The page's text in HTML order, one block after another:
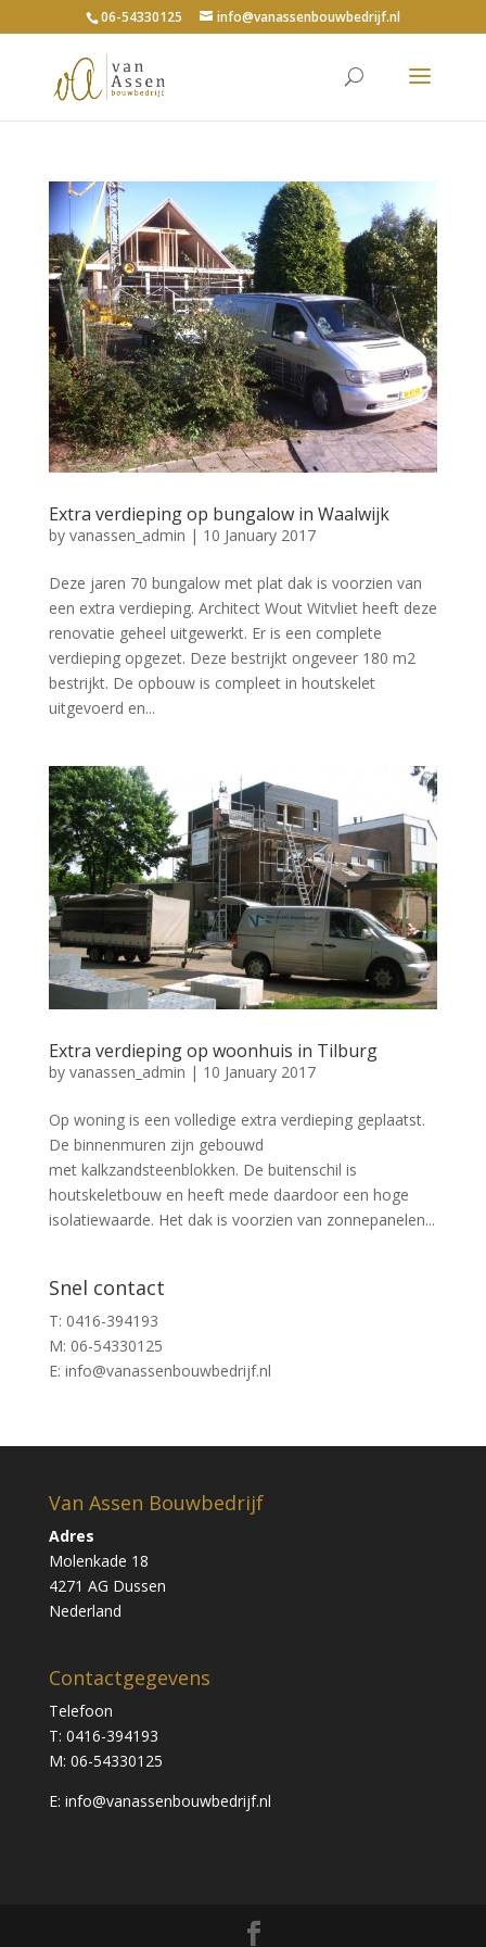
06-54330125 info@vanassenbouwbedrijf.nl
Extra verdieping op bungalow in Waalwijk
by vanassen_admin | 10 January 2017
Deze jaren 70 bungalow met plat dak is voorzien van
een extra verdieping. Architect Wout Witvliet heeft deze
renovatie geheel uitgewerkt. Er is een complete
verdieping opgezet. Deze bestrijkt ongeveer 180 m2
bestrijkt. De opbouw is compleet in houtskelet
uitgevoerd en...
Extra verdieping op woonhuis in Tilburg
by vanassen_admin | 10 January 2017
Op woning is een volledige extra verdieping geplaatst.
De binnenmuren zijn gebouwd
met kalkzandsteenblokken. De buitenschil is
houtskeletbouw en heeft mede daardoor een hoge
isolatiewaarde. Het dak is voorzien van zonnepanelen...
Snel contact
T: 0416-394193
M: 06-54330125
E: info@vanassenbouwbedrijf.nl
Van Assen Bouwbedrijf
Adres
Molenkade 18
4271 AG Dussen
Nederland
Contactgegevens
Telefoon
T: 0416-394193
M: 06-54330125
E: info@vanassenbouwbedrijf.nl